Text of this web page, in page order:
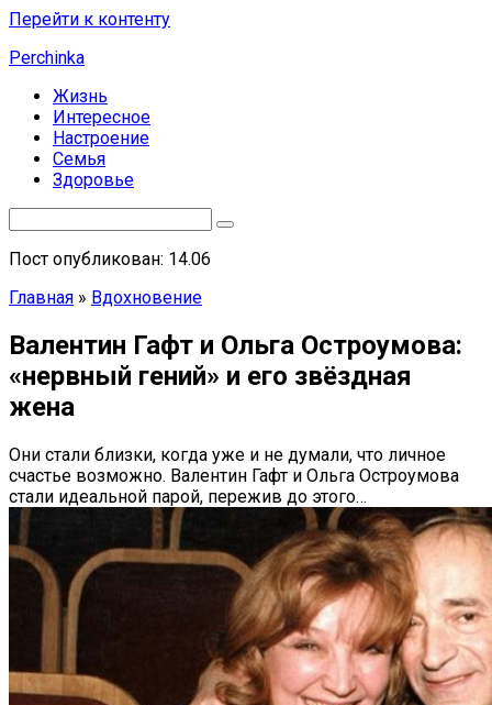
Перейти к контенту
Perchinka
Жизнь
Интересное
Настроение
Семья
Здоровье
Пост опубликован: 14.06
Главная » Вдохновение
Валентин Гафт и Ольга Остроумова:
«нервный гений» и его звёздная
жена
Они стали близки, когда уже и не думали, что личное
счастье возможно. Валентин Гафт и Ольга Остроумова
стали идеальной парой, пережив до этого…